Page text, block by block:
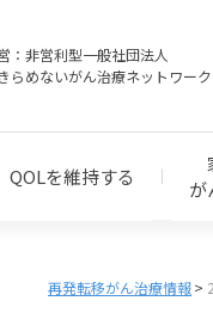
：非営利型一般社団法人
らめないがん治療ネットワーク
QOLを維持する
が
再発転移がん治療情報